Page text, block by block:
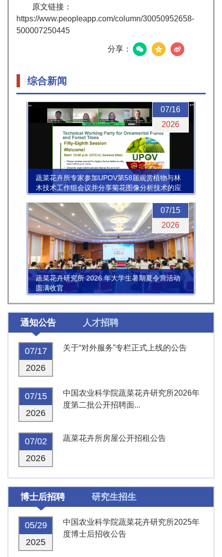
原文链接：
https://www.peopleapp.com/column/30050952658-
500007250445
分享：
综合新闻
07/16
2026
蔬菜花卉所专家参加UPOV第58届观赏植物与林
木技术工作组会议并分享菊花图像分析技术的应
用进展
07/15
2026
蔬菜花卉研究所 2026 年大学生暑期夏令营活动
圆满收官
通知公告 人才招聘
07/17
2026
关于“对外服务”专栏正式上线的公告
07/15
2026
中国农业科学院蔬菜花卉研究所2026年
度第二批公开招聘面...
07/02
2026
蔬菜花卉所房屋公开招租公告
博士后招聘 研究生招生
05/29
2025
中国农业科学院蔬菜花卉研究所2025年
度博士后招收公告